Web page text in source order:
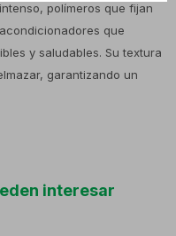
polímeros que fijan
que
y saludables. Su textura
garantizando un
interesar